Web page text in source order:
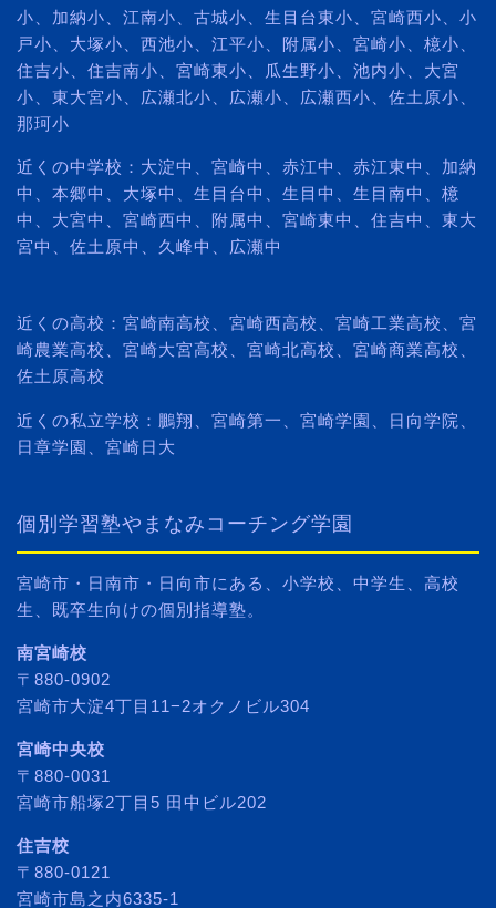
小、加納小、江南小、古城小、生目台東小、宮崎西小、小
戸小、大塚小、西池小、江平小、附属小、宮崎小、檍小、
住吉小、住吉南小、宮崎東小、瓜生野小、池内小、大宮
小、東大宮小、広瀬北小、広瀬小、広瀬西小、佐土原小、
那珂小
近くの中学校：大淀中、宮崎中、赤江中、赤江東中、加納
中、本郷中、大塚中、生目台中、生目中、生目南中、檍
中、大宮中、宮崎西中、附属中、宮崎東中、住吉中、東大
宮中、佐土原中、久峰中、広瀬中
近くの高校：宮崎南高校、宮崎西高校、宮崎工業高校、宮
崎農業高校、宮崎大宮高校、宮崎北高校、宮崎商業高校、
佐土原高校
近くの私立学校：鵬翔、宮崎第一、宮崎学園、日向学院、
日章学園、宮崎日大
個別学習塾やまなみコーチング学園
宮崎市・日南市・日向市にある、小学校、中学生、高校
生、既卒生向けの個別指導塾。
南宮崎校
〒880-0902
宮崎市大淀4丁目11−2オクノビル304
宮崎中央校
〒880-0031
宮崎市船塚2丁目5 田中ビル202
住吉校
〒880-0121
宮崎市島之内6335-1